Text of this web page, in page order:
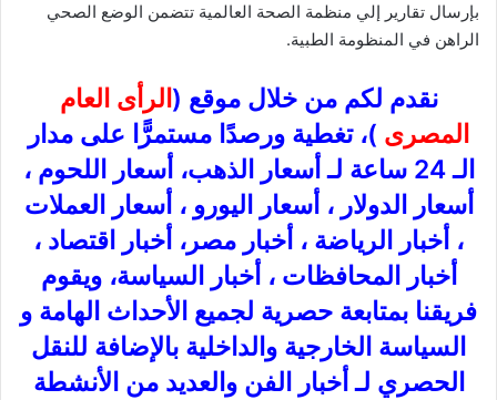
بإرسال تقارير إلي منظمة الصحة العالمية تتضمن الوضع الصحي
الراهن في المنظومة الطبية.
نقدم لكم من خلال موقع ( الرأى العام
المصرى )، تغطية ورصدًا مستمرًّا على مدار
الـ 24 ساعة لـ أسعار الذهب، أسعار اللحوم ،
أسعار الدولار ، أسعار اليورو ، أسعار العملات
، أخبار الرياضة ، أخبار مصر، أخبار اقتصاد ،
أخبار المحافظات ، أخبار السياسة، ويقوم
فريقنا بمتابعة حصرية لجميع الأحداث الهامة و
السياسة الخارجية والداخلية بالإضافة للنقل
الحصري لـ أخبار الفن والعديد من الأنشطة